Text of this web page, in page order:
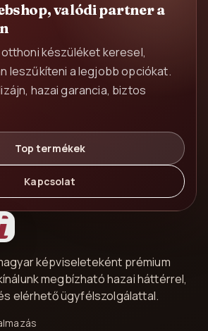
valódi partner a
otthoni készüléket keresel,
leszűkíteni a legjobb opciókat.
hazai garancia, biztos
Top termékek
Kapcsolat
képviseleteként prémium
megbízható hazai háttérrel,
elérhető ügyfélszolgálattal.